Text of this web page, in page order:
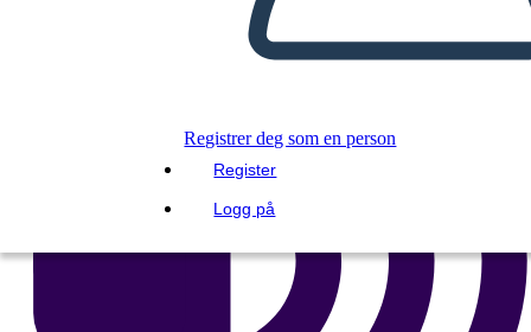
Registrer deg som en person
Register
Logg på